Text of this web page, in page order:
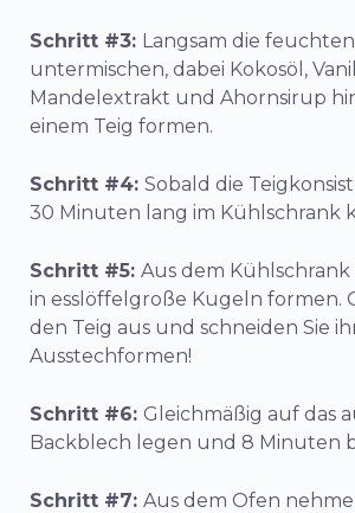
Schritt #3: Langsam die
untermischen, dabei Kokosöl,
Mandelextrakt und Ahornsirup
einem Teig formen.
Schritt #4: Sobald die
30 Minuten lang im Kühlschrank
Schritt #5: Aus dem
in esslöffelgroße Kugeln formen.
den Teig aus und schneiden Sie
Ausstechformen!
Schritt #6: Gleichmäßig auf das
Backblech legen und 8 Minuten
Schritt #7: Aus dem Ofen